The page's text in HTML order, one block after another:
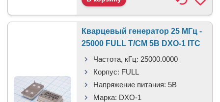
Кварцевый генератор 25 МГц -
25000 FULL T/CM 5В DXO-1 ITC
Частота, кГц: 25000.0000
Корпус: FULL
Напряжение питания: 5В
Марка: DXO-1